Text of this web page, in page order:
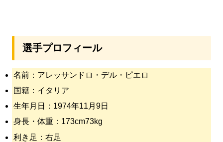
選手プロフィール
名前：アレッサンドロ・デル・ピエロ
国籍：イタリア
生年月日：1974年11月9日
身長・体重：173cm73kg
利き足：右足